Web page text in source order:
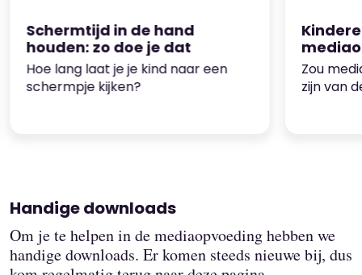
Schermtijd in de hand
houden: zo doe je dat
Hoe lang laat je je kind naar een
schermpje kijken?
dat
Zou
zijn van
Handige downloads
Om je te helpen in de mediaopvoeding hebben we
handige downloads. Er komen steeds nieuwe bij, dus